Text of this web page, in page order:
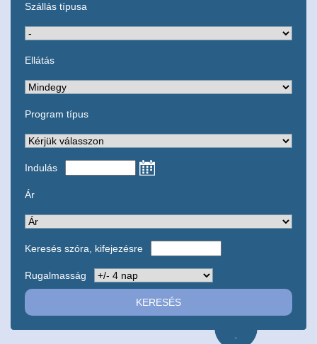
Szállás típusa
Ellátás
Program típus
Indulás
Ár
Keresés szóra, kifejezésre
Rugalmasság
-